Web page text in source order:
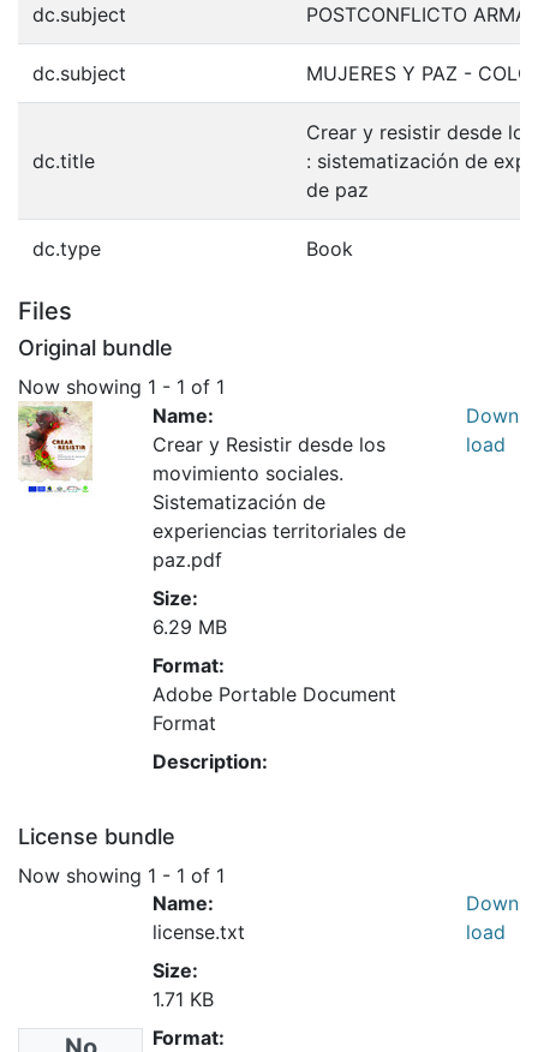
dc.subject POSTCONFLICTO
dc.subject MUJERES Y PAZ -
dc.title
Crear y resistir desde
: sistematización de
de paz
dc.type Book
Files
Original bundle
Now showing 1 - 1 of 1
Name:
Crear y Resistir desde los
movimiento sociales.
Sistematización de
experiencias territoriales de
paz.pdf
Size:
6.29 MB
Format:
Adobe Portable Document
Format
Description:
Down
load
License bundle
Now showing 1 - 1 of 1
Name:
license.txt
Size:
1.71 KB
Format:
Down
load